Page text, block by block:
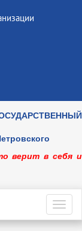
верит в себя и